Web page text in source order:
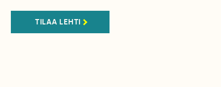
TILAA LEHTI